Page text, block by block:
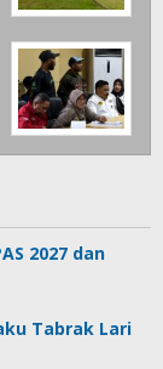
2027 dan
Tabrak Lari